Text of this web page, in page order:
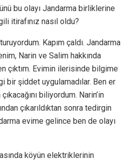
bu olayı Jandarma birliklerine
itirafınız nasıl oldu?
Kapım çaldı. Jandarma
Narin ve Salim hakkında
çıktım. Evimin ilerisinde bilgime
bir şiddet uygulamadılar. Ben er
biliyordum. Narin’in
çıkarıldıktan sonra tedirgin
evime gelince ben de olayı
köyün elektriklerinin